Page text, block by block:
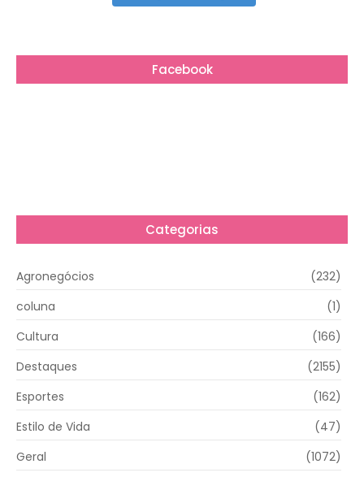
Facebook
Categorias
Agronegócios
(232)
coluna
(1)
Cultura
(166)
Destaques
(2155)
Esportes
(162)
Estilo de Vida
(47)
Geral
(1072)